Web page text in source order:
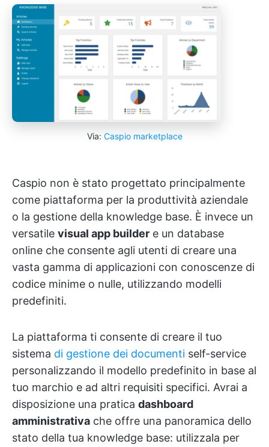
Via: Caspio marketplace
Caspio non è stato progettato principalmente
come piattaforma per la produttività aziendale
o la gestione della knowledge base. È invece un
versatile visual app builder e un database
online che consente agli utenti di creare una
vasta gamma di applicazioni con conoscenze di
codice minime o nulle, utilizzando modelli
predefiniti.
La piattaforma ti consente di creare il tuo
sistema di gestione dei documenti self-service
personalizzando il modello predefinito in base al
tuo marchio e ad altri requisiti specifici. Avrai a
disposizione una pratica dashboard
amministrativa che offre una panoramica dello
stato della tua knowledge base: utilizzala per